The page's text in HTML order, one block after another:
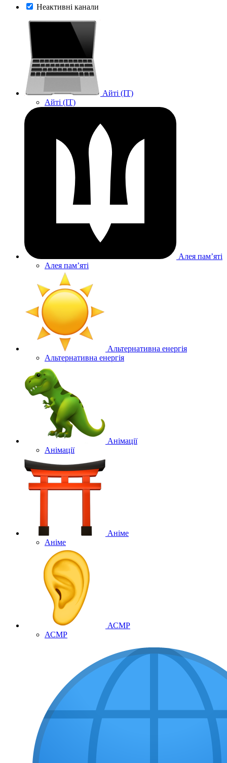
Неактивні канали
Айті (IT)
Айті (IT)
Алея памʼяті
Алея памʼяті
Альтернативна енергія
Альтернативна енергія
Анімації
Анімації
Аніме
Аніме
АСМР
АСМР